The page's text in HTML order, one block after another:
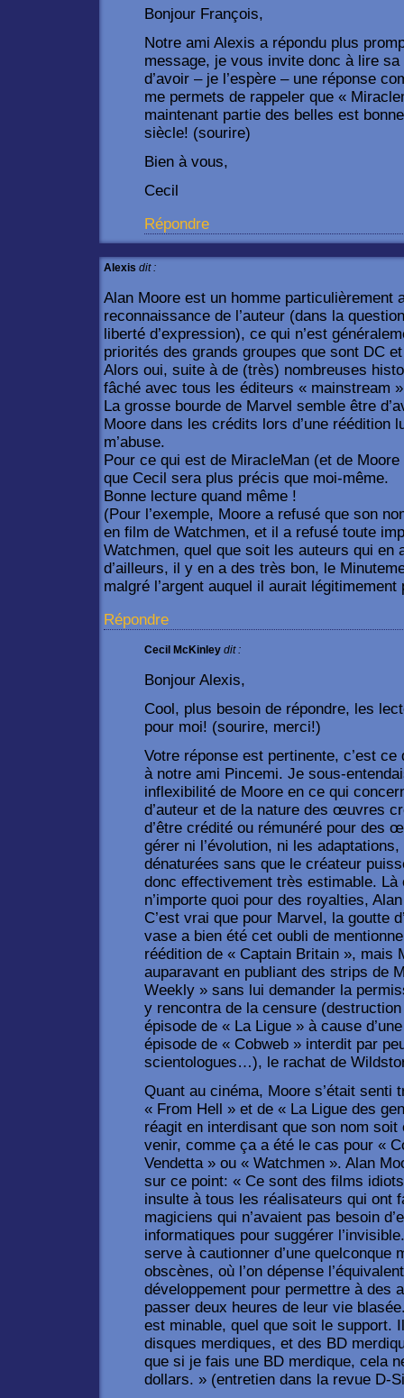
Bonjour François,
Notre ami Alexis a répondu plus
message, je vous invite donc à lire
d’avoir – je l’espère – une réponse
me permets de rappeler que «
maintenant partie des belles est
siècle! (sourire)
Bien à vous,
Cecil
Répondre
Alexis dit :
Alan Moore est un homme particulièrement
reconnaissance de l’auteur (dans la
liberté d’expression), ce qui n’est
priorités des grands groupes que sont DC
Alors oui, suite à de (très) nombreuses
fâché avec tous les éditeurs « mainstream
La grosse bourde de Marvel semble être
Moore dans les crédits lors d’une réédition
m’abuse.
Pour ce qui est de MiracleMan (et de
que Cecil sera plus précis que moi-même.
Bonne lecture quand même !
(Pour l’exemple, Moore a refusé que son
en film de Watchmen, et il a refusé toute
Watchmen, quel que soit les auteurs qui en
d’ailleurs, il y en a des très bon, le
malgré l’argent auquel il aurait
Répondre
Cecil McKinley dit :
Bonjour Alexis,
Cool, plus besoin de répondre, les
pour moi! (sourire, merci!)
Votre réponse est pertinente, c’est
à notre ami Pincemi. Je sous-
inflexibilité de Moore en ce qui
d’auteur et de la nature des œuvres
d’être crédité ou rémunéré pour des
gérer ni l’évolution, ni les
dénaturées sans que le créateur
donc effectivement très estimable. Là
n’importe quoi pour des royalties,
C’est vrai que pour Marvel, la goutte
vase a bien été cet oubli de
réédition de « Captain Britain », mais
auparavant en publiant des strips de
Weekly » sans lui demander la
y rencontra de la censure (destruction
épisode de « La Ligue » à cause
épisode de « Cobweb » interdit par
scientologues…), le rachat de
Quant au cinéma, Moore s’était senti
« From Hell » et de « La Ligue des
réagit en interdisant que son nom
venir, comme ça a été le cas pour «
Vendetta » ou « Watchmen ». Alan
sur ce point: « Ce sont des films
insulte à tous les réalisateurs qui ont
magiciens qui n’avaient pas besoin
informatiques pour suggérer
serve à cautionner d’une quelconque
obscènes, où l’on dépense
développement pour permettre à des
passer deux heures de leur vie
est minable, quel que soit le support.
disques merdiques, et des BD
que si je fais une BD merdique, cela
dollars. » (entretien dans la revue D-